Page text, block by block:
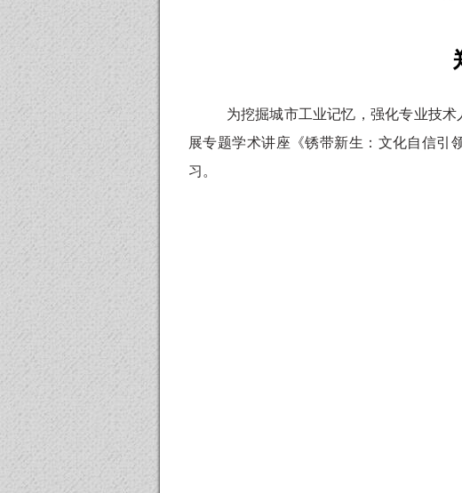
为挖掘城市工业记忆，强化专业技
展专题学术讲座《锈带新生：文化自信引
习。